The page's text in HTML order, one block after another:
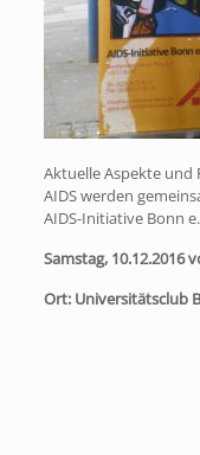
Aktuelle Aspekte und
AIDS werden
AIDS-Initiative Bonn
Samstag, 10.12.2016
Ort: Universitätsclub